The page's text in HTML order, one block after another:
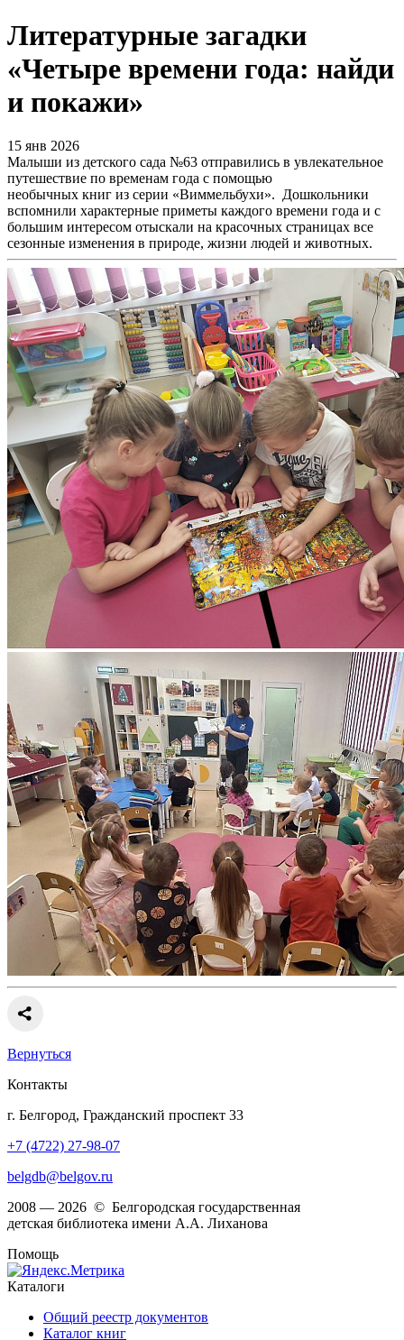
Литературные загадки
«Четыре времени года: найди
и покажи»
15 янв 2026
Малыши из детского сада №63 отправились в увлекательное
путешествие по временам года с помощью
необычных книг из серии «Виммельбухи». Дошкольники
вспомнили характерные приметы каждого времени года и с
большим интересом отыскали на красочных страницах все
сезонные изменения в природе, жизни людей и животных.
Вернуться
Контакты
г. Белгород, Гражданский проспект 33
+7 (4722) 27-98-07
belgdb@belgov.ru
2008 — 2026 © Белгородская государственная
детская библиотека имени А.А. Лиханова
Помощь
Каталоги
Общий реестр документов
Каталог книг